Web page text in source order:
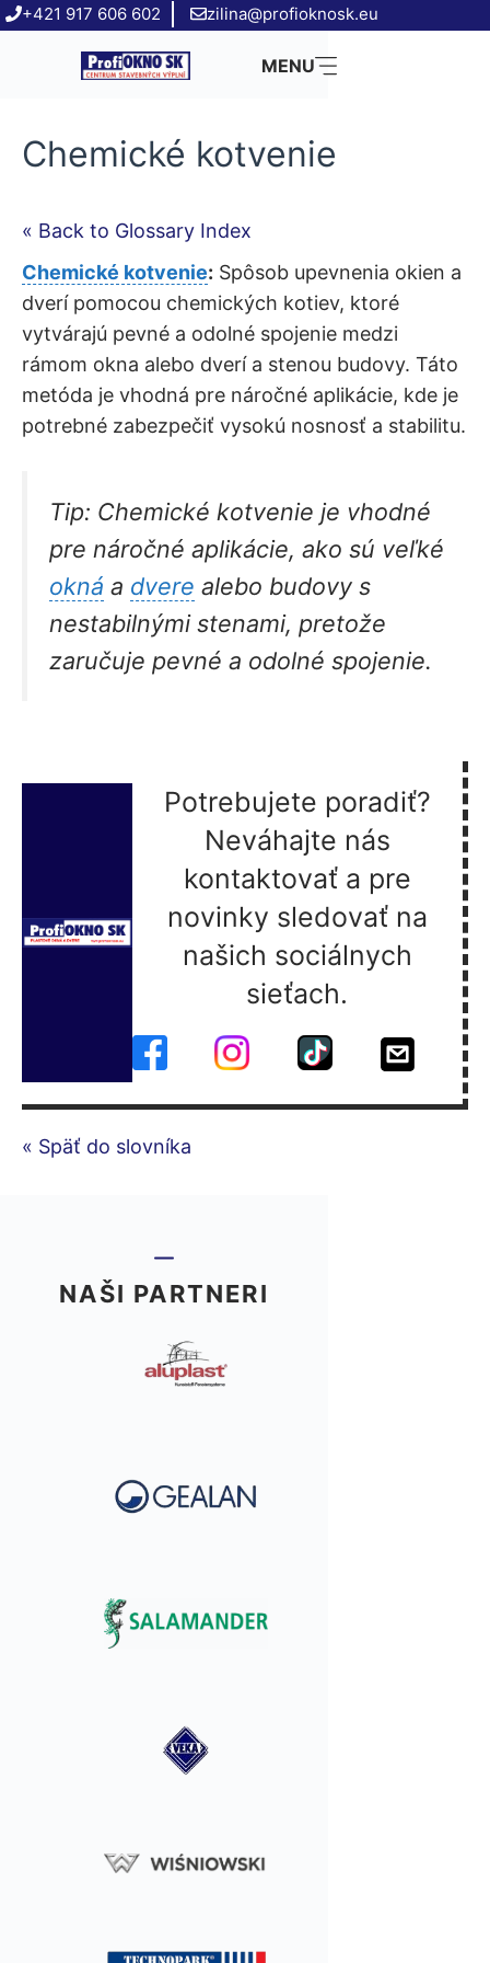
Preskočiť
+421 917 606 602 zilina@profioknosk.eu
MENU
Chemické kotvenie
« Back to Glossary Index
Chemické kotvenie: Spôsob upevnenia okien a
dverí pomocou chemických kotiev, ktoré
vytvárajú pevné a odolné spojenie medzi
rámom okna alebo dverí a stenou budovy. Táto
metóda je vhodná pre náročné aplikácie, kde je
potrebné zabezpečiť vysokú nosnosť a stabilitu.
Tip: Chemické kotvenie je vhodné
pre náročné aplikácie, ako sú veľké
okná a dvere alebo budovy s
nestabilnými stenami, pretože
zaručuje pevné a odolné spojenie.
Potrebujete poradiť?
Neváhajte nás
kontaktovať a pre
novinky sledovať na
našich sociálnych
sieťach.
« Späť do slovníka
NAŠI PARTNERI